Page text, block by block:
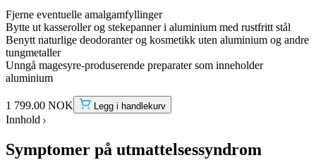
Fjerne eventuelle amalgamfyllinger
Bytte ut kasseroller og stekepanner i aluminium med rustfritt stål
Benytt naturlige deodoranter og kosmetikk uten aluminium og andre
tungmetaller
Unngå magesyre-produserende preparater som inneholder
aluminium
1 799.00 NOK Legg i handlekurv
Innhold
Symptomer på utmattelsessyndrom